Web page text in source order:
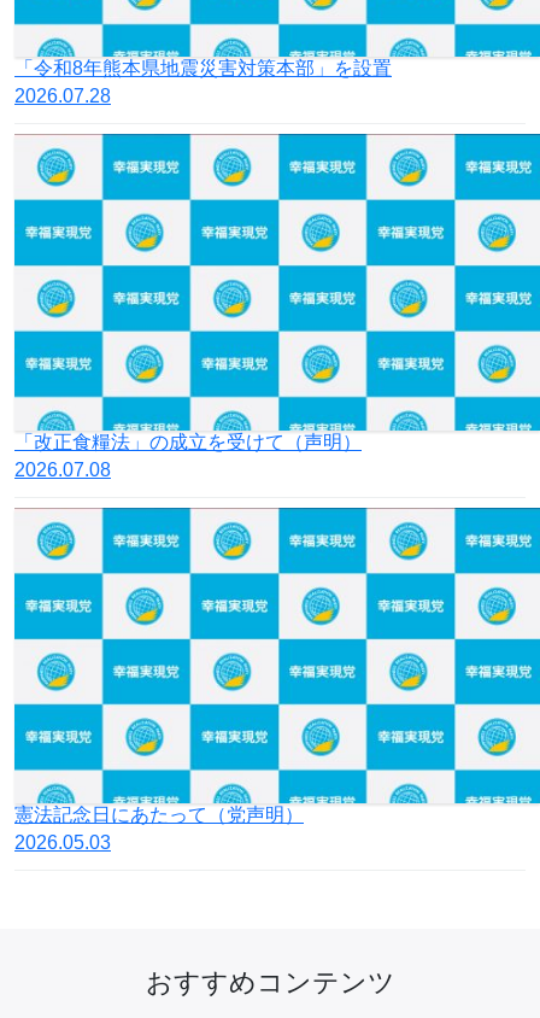
「令和8年熊本県地震災害対策本部」を設置
2026.07.28
「改正⾷糧法」の成⽴を受けて（声明）
2026.07.08
憲法記念日にあたって（党声明）
2026.05.03
おすすめコンテンツ